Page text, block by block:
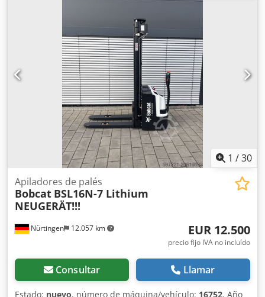
motor: Eléctrico, fabricante: Bobcat Crodpsw R A Dlefx
1 /30
Nürtingen 12.057 km
Apiladores de palés
Bobcat BSL16N-7 Lithium
NEUGERÄT!!!
EUR 12.500
precio fijo IVA no incluído
Consultar Llamar
Estado: nuevo, número de máquina/vehículo: 16752, Año